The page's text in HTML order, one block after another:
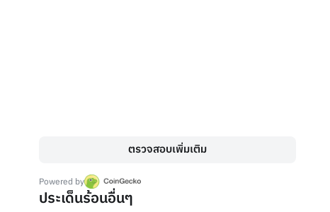
ตรวจสอบเพิ่มเติม
Powered by
ประเด็นร้อนอื่นๆ